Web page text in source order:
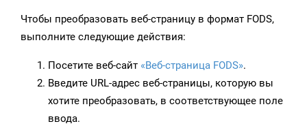
Чтобы преобразовать веб-страницу в формат FODS,
выполните следующие действия:
Посетите веб-сайт «Веб-страница FODS».
Введите URL-адрес веб-страницы, которую вы
хотите преобразовать, в соответствующее поле
ввода.